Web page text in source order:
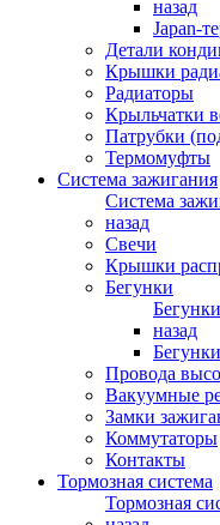
назад
Japan-
Детали
Крышки
Радиаторы
Крыльчатки
Патрубки
Термомуфты
Система зажигания
Система
назад
Свечи
Крышки
Бегунки
Бегунки
назад
Провода
Вакуумные
Замки
Коммутаторы
Контакты
Тормозная система
Тормозная